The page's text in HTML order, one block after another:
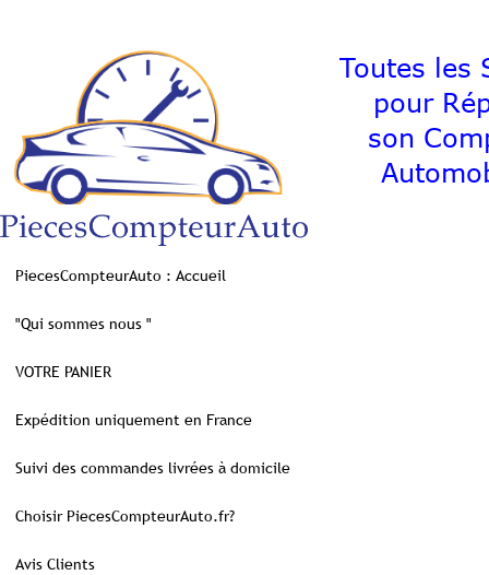
Toutes les
pour
son
PiecesCompteurAuto : Accueil
"Qui sommes nous "
VOTRE PANIER
Expédition uniquement en France
Suivi des commandes livrées à domicile
Choisir PiecesCompteurAuto.fr?
Avis Clients